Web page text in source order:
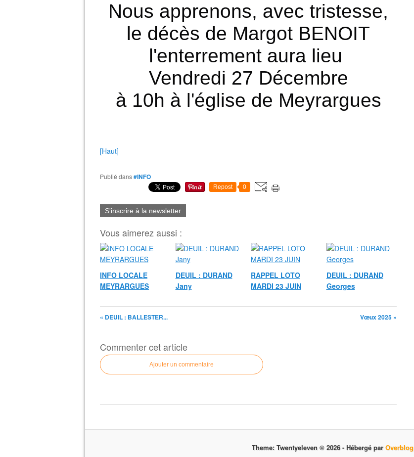
Nous apprenons, avec tristesse,
le décès de Margot BENOIT
l'enterrement aura lieu
Vendredi 27 Décembre
à 10h à l'église de Meyrargues
[Haut]
Publié dans#INFO
Repost 0
S'inscrire à la newsletter
Vous aimerez aussi :
INFO LOCALE
MEYRARGUES
DEUIL : DURAND
Jany
RAPPEL LOTO
MARDI 23 JUIN
DEUIL : DURAND
Georges
« DEUIL : BALLESTER... Vœux 2025 »
Commenter cet article
Ajouter un commentaire
Theme: Twentyeleven © 2026 - Hébergé par Overblog